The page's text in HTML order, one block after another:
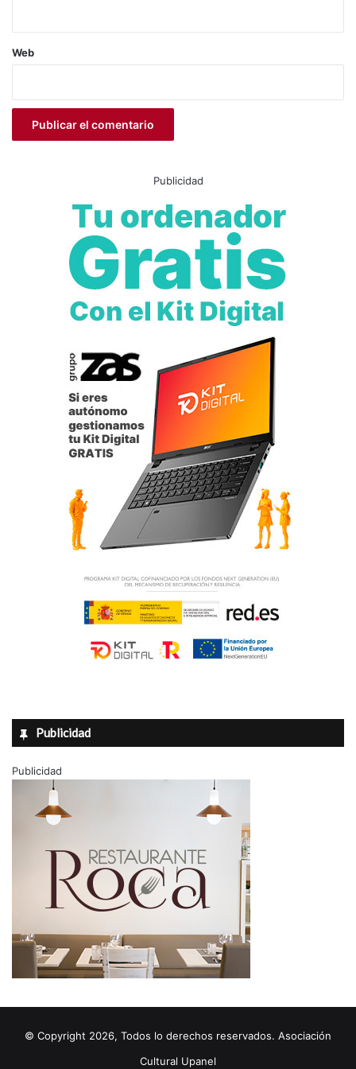
Web
Publicidad
Publicidad
Publicidad
© Copyright 2026, Todos lo derechos reservados. Asociación
Cultural Upanel